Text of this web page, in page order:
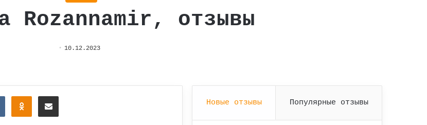
Rozannamir, отзывы
10.12.2023
ВконтактеОдноклассники
Поделиться через электронную почту
Новые отзывы Популярные отзывы